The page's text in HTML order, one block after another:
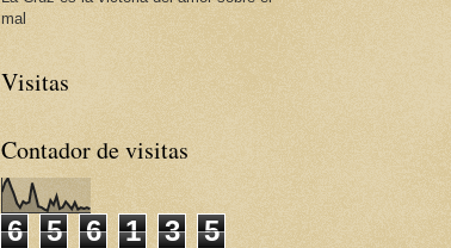
mal
Visitas
Contador de visitas
6 5 6 1 3 5